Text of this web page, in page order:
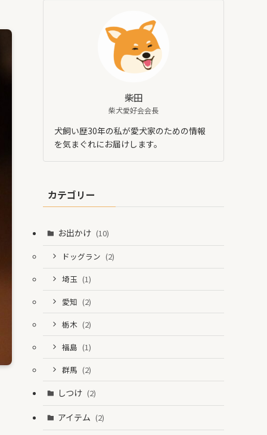
柴田
柴犬愛好会会長
犬飼い歴30年の私が愛犬家のための情報
を気まぐれにお届けします。
カテゴリー
お出かけ (10)
ドッグラン (2)
埼玉 (1)
愛知 (2)
栃木 (2)
福島 (1)
群馬 (2)
しつけ (2)
アイテム (2)